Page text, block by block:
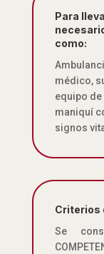
Para
como:
médico,
equipo
maniquí
signos
Criterios
Se